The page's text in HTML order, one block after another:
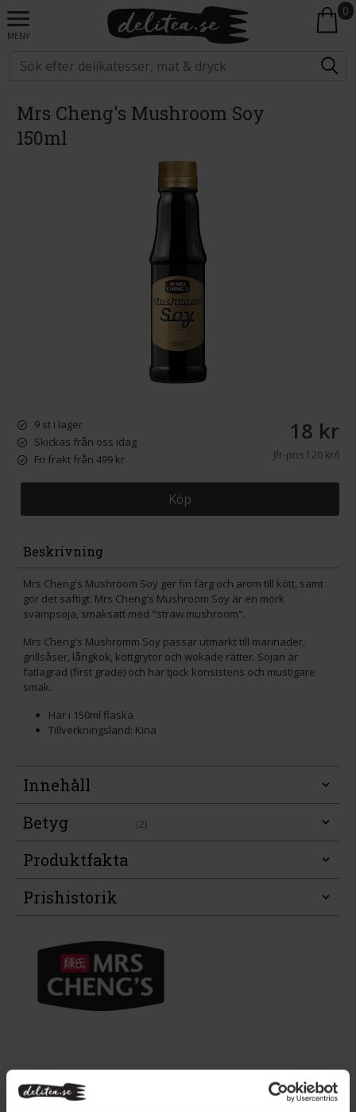
MENY
0
Mrs Cheng's Mushroom Soy
150ml
9 st i lager
Skickas från oss idag
Fri frakt från 499 kr
18 kr
Jfr-pris120 kr/l
Köp
Beskrivning
Mrs Cheng's Mushroom Soy ger fin färg och arom till kött, samt
gör det saftigt. Mrs Cheng's Mushroom Soy är en mörk
svampsoja, smaksatt med "straw mushroom".
Mrs Cheng's Mushromm Soy passar utmärkt till marinader,
grillsåser, långkok, köttgrytor och wokade rätter. Sojan är
fatlagrad (first grade) och har tjock konsistens och mustigare
smak.
Här i 150ml flaska
Tillverkningsland: Kina
Innehåll
Betyg
(2)
Produktfakta
Prishistorik
Från samma varumärke